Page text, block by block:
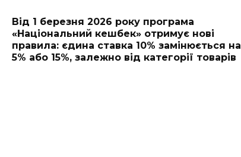
Від 1 березня 2026 року програма
«Національний кешбек» отримує нові
правила: єдина ставка 10% замінюється на
5% або 15%, залежно від категорії товарів